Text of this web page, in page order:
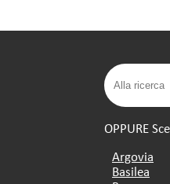
OPPURE
Argovia
Basilea